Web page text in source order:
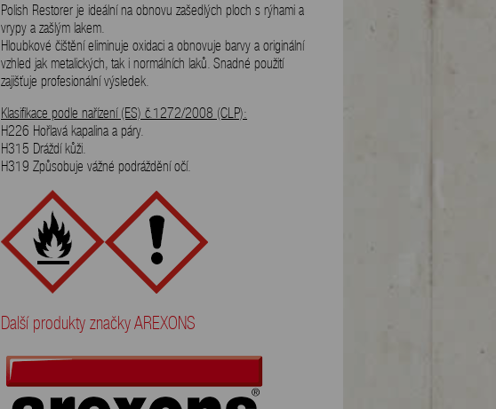
Polish Restorer je ideální na obnovu zašedlých ploch s rýhami a
vrypy a zašlým lakem.
Hloubkové čištění eliminuje oxidaci a obnovuje barvy a originální
vzhled jak metalických, tak i normálních laků. Snadné použití
zajišťuje profesionální výsledek.
Klasifikace podle nařízení (ES) č.1272/2008 (CLP):
H226 Hořlavá kapalina a páry.
H315 Dráždí kůži.
H319 Způsobuje vážné podráždění očí.
Další produkty značky AREXONS